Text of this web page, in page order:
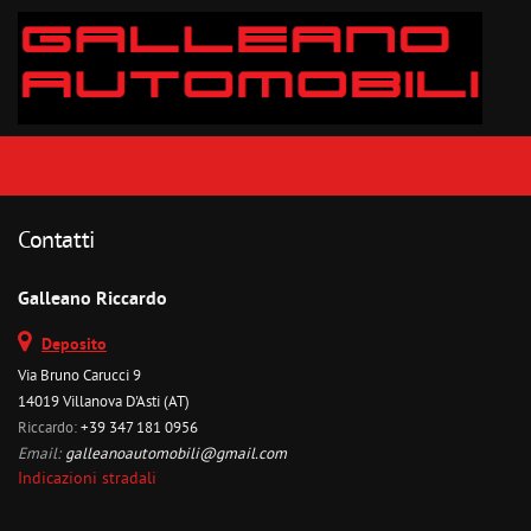
Contatti
Galleano Riccardo
Deposito
Via Bruno Carucci 9
14019 Villanova D'Asti (AT)
Riccardo:+39 347 181 0956
Email: galleanoautomobili@gmail.com
Indicazioni stradali